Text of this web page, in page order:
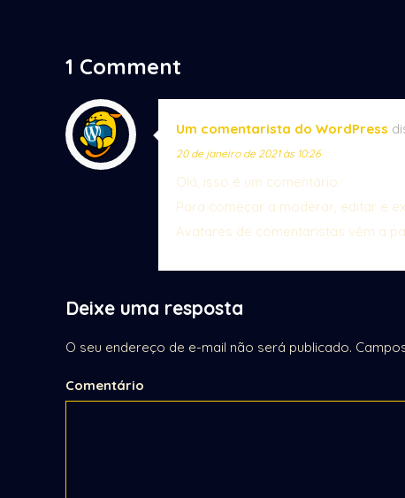
1 Comment
Um comentarista do WordPress
20 de janeiro de 2021 às 10:26
Olá, isso é um comentário.
Para começar a moderar, editar e
Avatares de comentaristas vêm a
Deixe uma resposta
O seu endereço de e-mail não será publicado.
Comentário